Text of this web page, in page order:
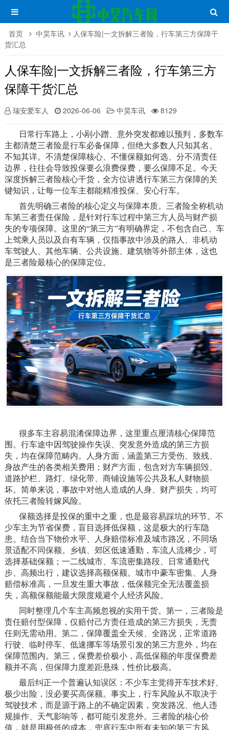
首页 中昊车讯
人保车险|一文拆解三者险，行车第三方保障干
货汇总
人保车险|一文拆解三者险，行车第三方
保障干货汇总
瑞安爱车人 2026-06-06 中昊车讯 8129
日常行车路上，小剐小蹭、意外突发都难以预判，多数车
主都清楚三者险是行车必备保障，但绝大多数人只知其名、
不知其详。不清楚保障核心、不懂保额如何选、分不清责任
边界，往往会导致投保要么浪费保费，要么保障不足。今天
深度拆解三者险核心干货，全方位讲透行车第三方保障的关
键知识，让每一位车主都能精准投保、安心行车。
首先明确三者险的核心定义与保障本质。三者险全称机动
车第三者责任保险，是针对行车过程中第三方人员与财产损
失的专项保障。这里的“第三方”有明确界定，不包含自己、车
上驾乘人员以及自有车辆，仅指事故中涉及的路人、非机动
车驾驶人、其他车辆、公共设施、建筑物等外部主体，这也
是三者险最核心的保障定位。
很多车主容易混淆保障边界，这里重点厘清核心保障范
围。行车途中因驾驶操作失误、突发意外造成的第三方损
失，均在保障范畴内。人身方面，涵盖第三方受伤、致残、
身故产生的各类相关费用；财产方面，包含对方车辆损毁、
道路护栏、路灯、绿化带、商铺设施等公共及私人财物损
坏。简单来说，事故中对他人造成的人身、财产损失，均可
依托三者险转嫁风险。
保额选择是投保的重中之重，也是最容易踩坑的环节。不
少车主为节省保费，盲目选择低保额，这是极大的行车隐
患。结合当下物价水平、人身赔偿标准及城市路况，不同场
景适配不同保额。乡镇、郊区低速通勤，车流人流稀少，可
选择基础保额；一二线城市、车流密集路段、日常通勤代
步、高频出行，建议选择高额保额。城市中豪车密集、人身
赔偿标准高，一旦发生重大事故，低保额完全无法覆盖损
失，高额保额能最大限度规避个人经济风险。
同时整理几个车主高频忽视的实用干货。第一，三者险是
责任赔付型保障，仅赔付己方责任造成的第三方损失，无责
任则无需动用。第二，保障覆盖全天候、全路况，正常道路
行驶、临时停车、低速挪车等场景引发的第三方意外，均在
保障范围内。第三，保费差价极小，高低保额的年度保费差
额并不高，但保障力度差距悬殊，性价比极高。
最后纠正一个普遍认知误区：不少车主觉得开车技术好、
极少出险，没必要买高保额。事实上，行车风险从不取决于
驾驶技术，而是源于路上的不确定因素，突发路况、他人违
规操作、天气影响等，都可能引发意外。三者险的核心价
值，就是用极低的成本，兜底行车中所有未知的第三方风